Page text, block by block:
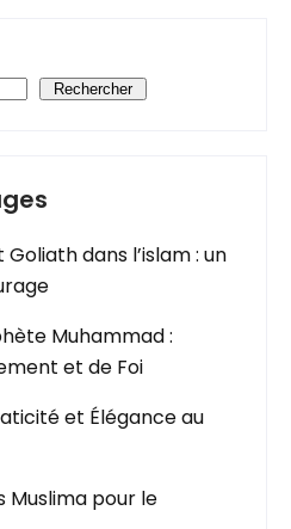
Rechercher
Goliath dans l’islam : un
Muhammad :
et de Foi
et Élégance au
Muslima pour le